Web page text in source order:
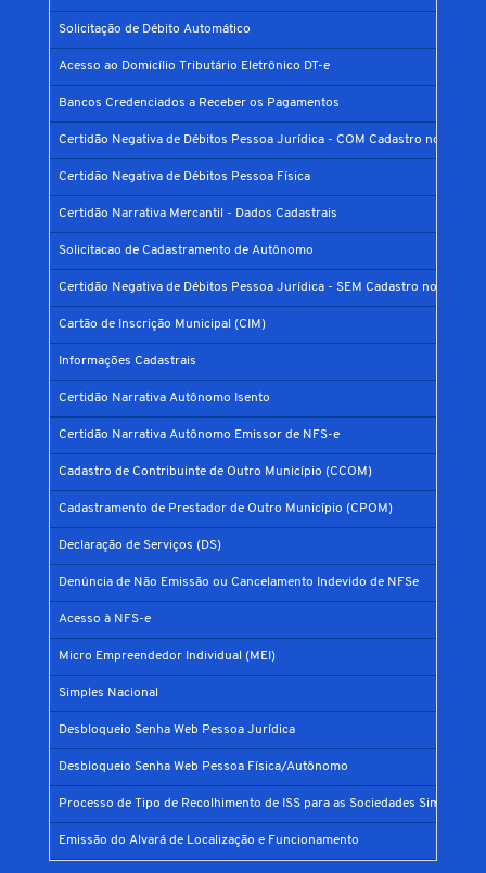
Solicitação de Débito Automático
Acesso ao Domicílio Tributário Eletrônico DT-e
Bancos Credenciados a Receber os Pagamentos
Certidão Negativa de Débitos Pessoa Jurídica - COM Cadastro no
Certidão Negativa de Débitos Pessoa Física
Certidão Narrativa Mercantil - Dados Cadastrais
Solicitacao de Cadastramento de Autônomo
Certidão Negativa de Débitos Pessoa Jurídica - SEM Cadastro no
Cartão de Inscrição Municipal (CIM)
Informações Cadastrais
Certidão Narrativa Autônomo Isento
Certidão Narrativa Autônomo Emissor de NFS-e
Cadastro de Contribuinte de Outro Município (CCOM)
Cadastramento de Prestador de Outro Município (CPOM)
Declaração de Serviços (DS)
Denúncia de Não Emissão ou Cancelamento Indevido de NFSe
Acesso à NFS-e
Micro Empreendedor Individual (MEI)
Simples Nacional
Desbloqueio Senha Web Pessoa Jurídica
Desbloqueio Senha Web Pessoa Física/Autônomo
Processo de Tipo de Recolhimento de ISS para as Sociedades Simples
Emissão do Alvará de Localização e Funcionamento